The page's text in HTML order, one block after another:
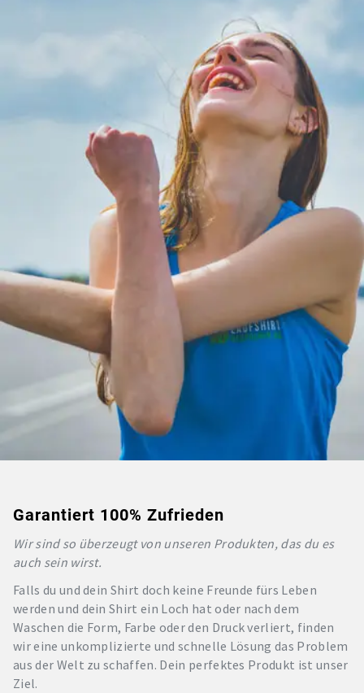
Garantiert 100% Zufrieden
Wir sind so überzeugt von unseren Produkten, das du es
auch sein wirst.
Falls du und dein Shirt doch keine Freunde fürs Leben
werden und dein Shirt ein Loch hat oder nach dem
Waschen die Form, Farbe oder den Druck verliert, finden
wir eine unkomplizierte und schnelle Lösung das Problem
aus der Welt zu schaffen. Dein perfektes Produkt ist unser
Ziel.